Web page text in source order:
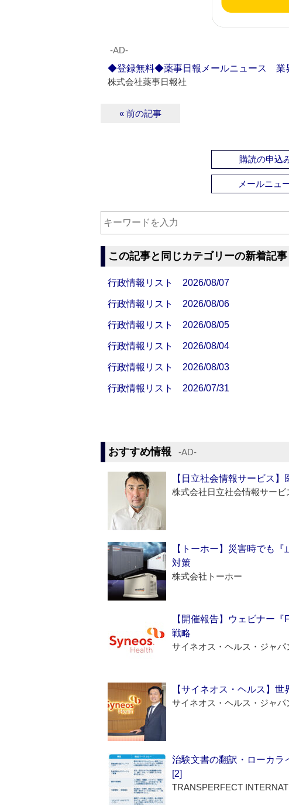
‐AD‐
◆登録無料◆薬事日報メールニュース 業
株式会社薬事日報社
« 前の記事
購読の申込
メールニュ
この記事と同じカテゴリーの新着記事
行政情報リスト 2026/08/07
行政情報リスト 2026/08/06
行政情報リスト 2026/08/05
行政情報リスト 2026/08/04
行政情報リスト 2026/08/03
行政情報リスト 2026/07/31
おすすめ情報 ‐AD‐
【日立社会情報サービス
株式会社日立社会情報サービ
【トーホー】災害時でも
対策
株式会社トーホー
【開催報告】ウェビナー
戦略
サイネオス・ヘルス・ジャパ
【サイネオス・ヘルス】
サイネオス・ヘルス・ジャパ
治験文書の翻訳・ローカラ
[2]
TRANSPERFECT